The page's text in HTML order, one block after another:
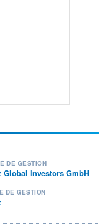
+ LISTE
DE GESTION
Global Investors GmbH
DE GESTION